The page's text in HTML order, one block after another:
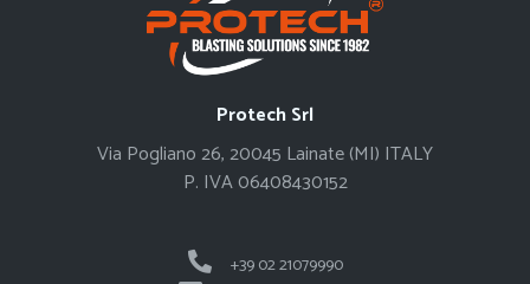
Protech Srl
Via Pogliano 26, 20045 Lainate (MI) ITALY
P. IVA 06408430152
+39 02 21079990